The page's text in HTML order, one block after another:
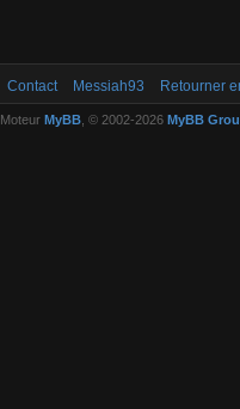
Contact Messiah93 Retourner
Moteur MyBB, © 2002-2026 MyBB